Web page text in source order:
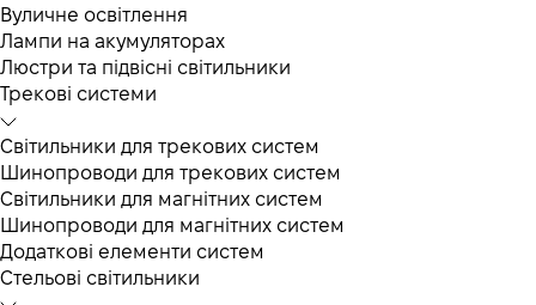
Вуличне освітлення
Лампи на акумуляторах
Люстри та підвісні світильники
Трекові системи
Світильники для трекових систем
Шинопроводи для трекових систем
Світильники для магнітних систем
Шинопроводи для магнітних систем
Додаткові елементи систем
Cтельові світильники